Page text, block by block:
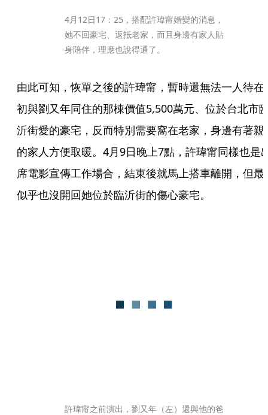
4月12日17：25，搭配許瑋甯婚變的消息，
她不回豪宅、返抵老家，而且身邊有家人貼
身陪伴，理應也說得通了。
由此可知，恢單之後的許瑋甯，暫時還無法一人待在
初與劉又年同住的那棟價值5,500萬元、位於台北市
沂街愛的豪宅，反而特別需要窩在老家，身邊有著親
的家人方便取暖。4月9日晚上7點，許瑋甯同樣也是
席電影宣傳工作場合，結束後就馬上搭車離開，但最
似乎也沒開回她位於臨沂街的傷心豪宅。
許瑋甯之前演出，劉又年（左）還與他的爸